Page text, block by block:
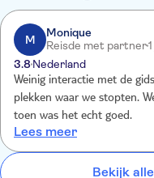
je quad voor een rit naar
Aangekomen bij het
hoe de golven hele
de indrukwekkende
dan langs de Morro de
basis met onderweg een
M
Monique
Reisde met partner
3.8 Nederland
Weinig interactie met de
plekken waar we stopten.
toen was het echt goed.
Lees meer
Bekijk